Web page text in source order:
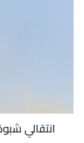
عسكريا
لمواجهةانتقالي